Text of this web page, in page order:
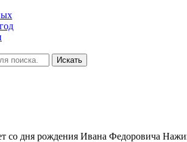
Искать
со дня рождения Ивана Федоровича